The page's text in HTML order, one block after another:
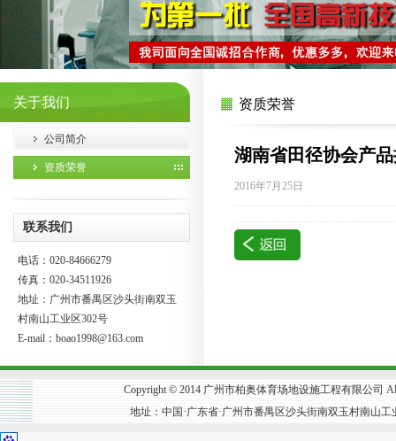
关于我们
公司简介
资质荣誉
联系我们
电话：020-84666279
传真：020-34511926
地址：广州市番禺区沙头街南双玉
村南山工业区302号
E-mail： boao1998@163.com
资质荣誉
湖南省田径协会产
2016年7月25日
Copyright © 2014 广州市柏奥体育场地设施工程有限公司
地址：中国·广东省·广州市番禺区沙头街南双玉村南山工